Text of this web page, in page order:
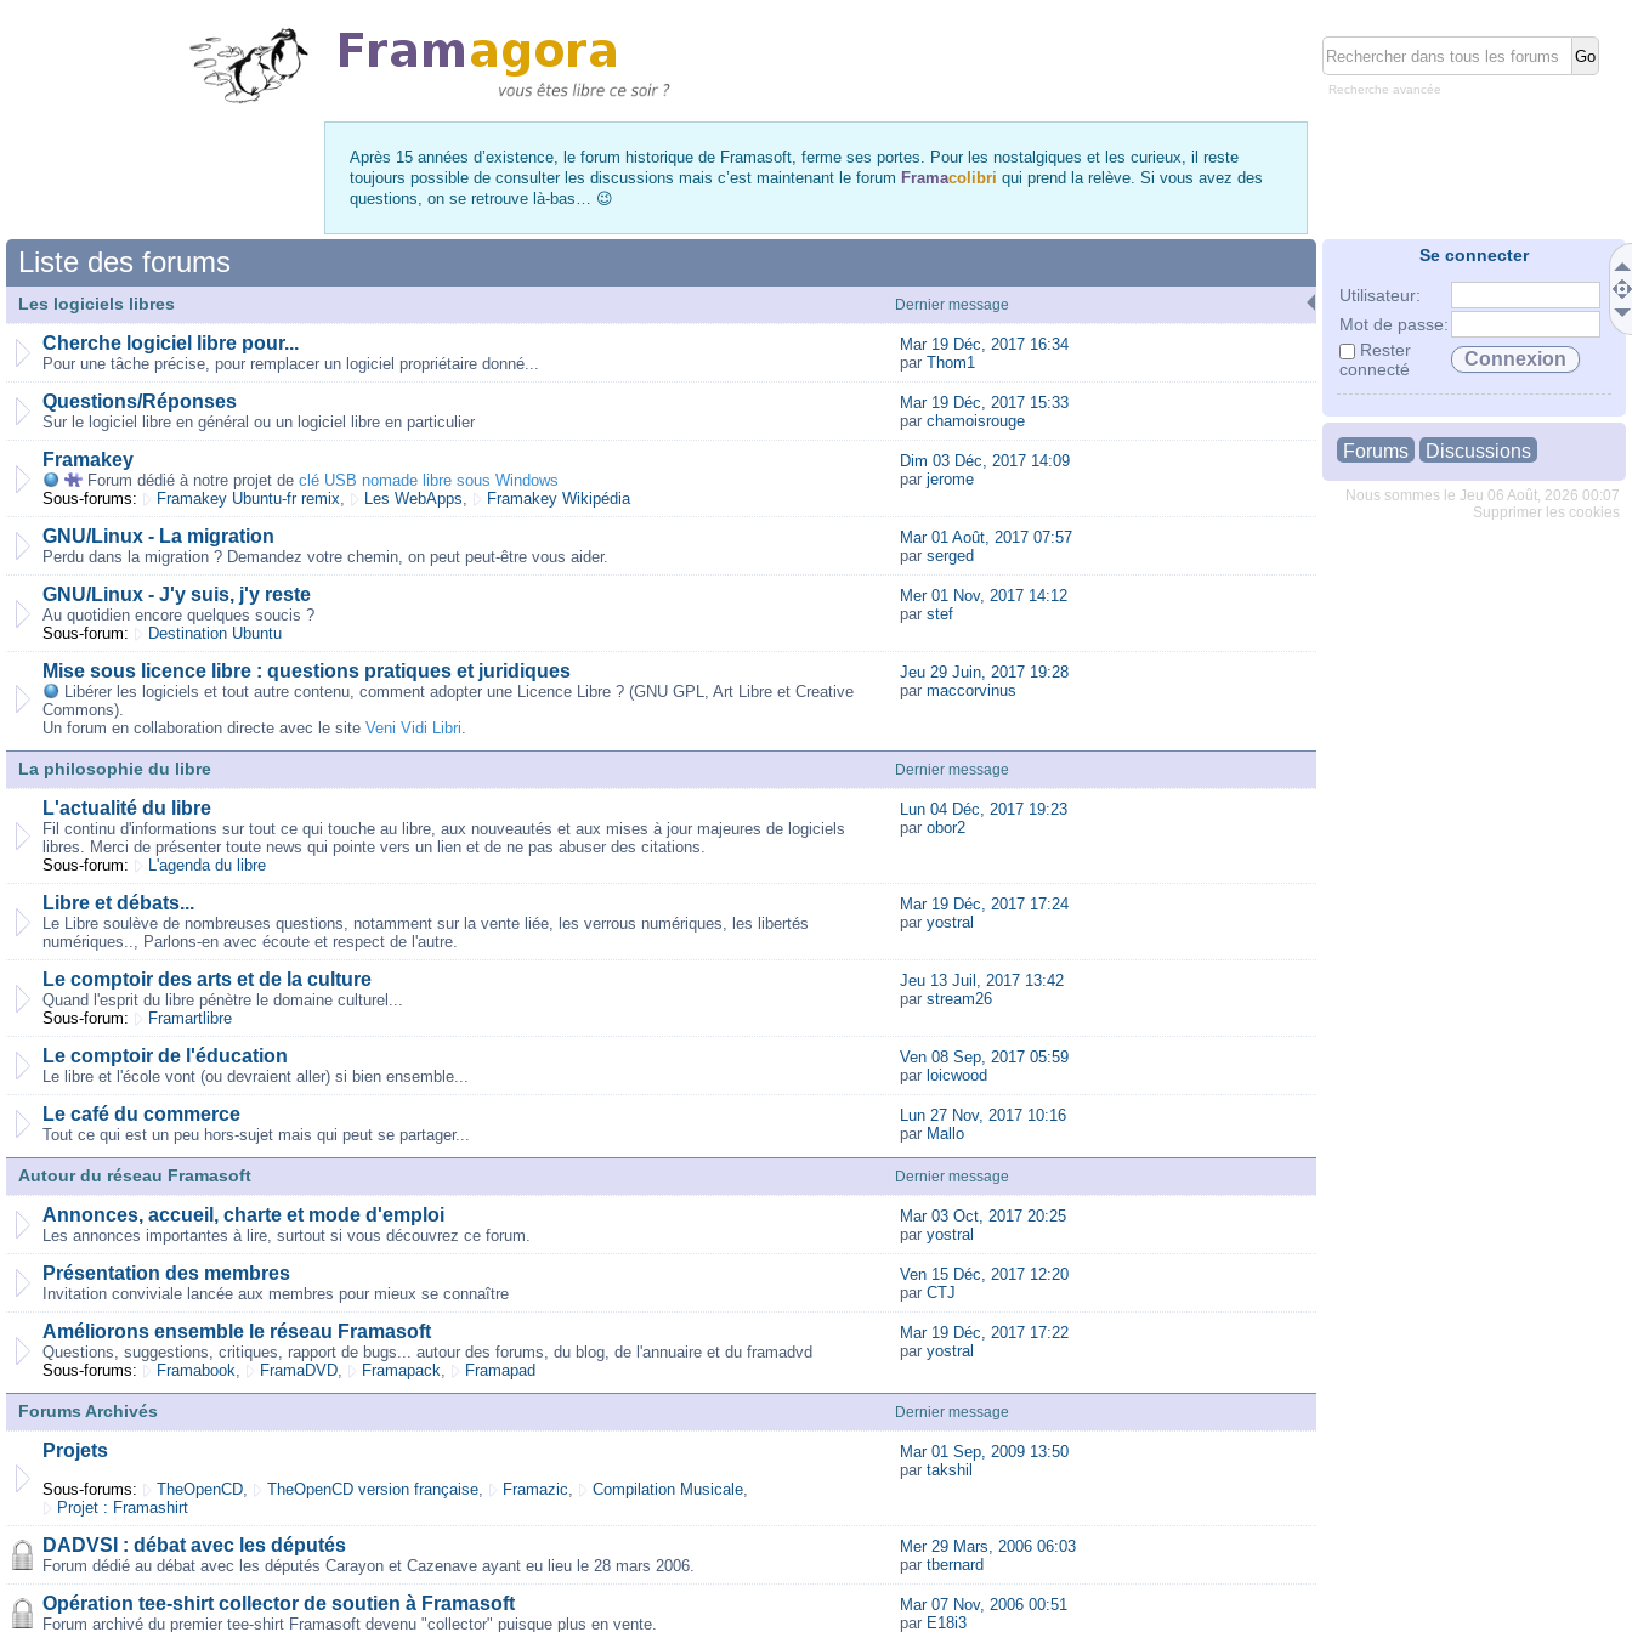
Recherche avancée
Après 15 années d’existence, le forum historique de Framasoft, ferme ses portes. Pour les nostalgiques et les curieux, il reste
toujours possible de consulter les discussions mais c’est maintenant le forum Framacolibri qui prend la relève. Si vous avez des
questions, on se retrouve là-bas… 😉
Se connecter
Utilisateur:
Mot de passe:
Rester
connecté
Forums Discussions
Nous sommes le Jeu 06 Août, 2026 00:07
Supprimer les cookies
Liste des forums
Les logiciels libres Dernier message
Cherche logiciel libre pour...
Pour une tâche précise, pour remplacer un logiciel propriétaire donné...
Mar 19 Déc, 2017 16:34
par Thom1
Questions/Réponses
Sur le logiciel libre en général ou un logiciel libre en particulier
Mar 19 Déc, 2017 15:33
par chamoisrouge
Framakey
Forum dédié à notre projet de clé USB nomade libre sous Windows
Sous-forums:
Framakey Ubuntu-fr remix, Les WebApps, Framakey Wikipédia
Dim 03 Déc, 2017 14:09
par jerome
GNU/Linux - La migration
Perdu dans la migration ? Demandez votre chemin, on peut peut-être vous aider.
Mar 01 Août, 2017 07:57
par serged
GNU/Linux - J'y suis, j'y reste
Au quotidien encore quelques soucis ?
Sous-forum:
Destination Ubuntu
Mer 01 Nov, 2017 14:12
par stef
Mise sous licence libre : questions pratiques et juridiques
Libérer les logiciels et tout autre contenu, comment adopter une Licence Libre ? (GNU GPL, Art Libre et Creative
Commons).
Un forum en collaboration directe avec le site Veni Vidi Libri.
Jeu 29 Juin, 2017 19:28
par maccorvinus
La philosophie du libre Dernier message
L'actualité du libre
Fil continu d'informations sur tout ce qui touche au libre, aux nouveautés et aux mises à jour majeures de logiciels
libres. Merci de présenter toute news qui pointe vers un lien et de ne pas abuser des citations.
Sous-forum:
L'agenda du libre
Lun 04 Déc, 2017 19:23
par obor2
Libre et débats...
Le Libre soulève de nombreuses questions, notamment sur la vente liée, les verrous numériques, les libertés
numériques.., Parlons-en avec écoute et respect de l'autre.
Mar 19 Déc, 2017 17:24
par yostral
Le comptoir des arts et de la culture
Quand l'esprit du libre pénètre le domaine culturel...
Sous-forum:
Framartlibre
Jeu 13 Juil, 2017 13:42
par stream26
Le comptoir de l'éducation
Le libre et l'école vont (ou devraient aller) si bien ensemble...
Ven 08 Sep, 2017 05:59
par loicwood
Le café du commerce
Tout ce qui est un peu hors-sujet mais qui peut se partager...
Lun 27 Nov, 2017 10:16
par Mallo
Autour du réseau Framasoft Dernier message
Annonces, accueil, charte et mode d'emploi
Les annonces importantes à lire, surtout si vous découvrez ce forum.
Mar 03 Oct, 2017 20:25
par yostral
Présentation des membres
Invitation conviviale lancée aux membres pour mieux se connaître
Ven 15 Déc, 2017 12:20
par CTJ
Améliorons ensemble le réseau Framasoft
Questions, suggestions, critiques, rapport de bugs... autour des forums, du blog, de l'annuaire et du framadvd
Sous-forums:
Framabook, FramaDVD, Framapack, Framapad
Mar 19 Déc, 2017 17:22
par yostral
Forums Archivés Dernier message
Projets
Sous-forums: TheOpenCD, TheOpenCD version française, Framazic, Compilation Musicale,
Projet : Framashirt
Mar 01 Sep, 2009 13:50
par takshil
DADVSI : débat avec les députés
Forum dédié au débat avec les députés Carayon et Cazenave ayant eu lieu le 28 mars 2006.
Mer 29 Mars, 2006 06:03
par tbernard
Opération tee-shirt collector de soutien à Framasoft
Forum archivé du premier tee-shirt Framasoft devenu "collector" puisque plus en vente.
Mar 07 Nov, 2006 00:51
par E18i3